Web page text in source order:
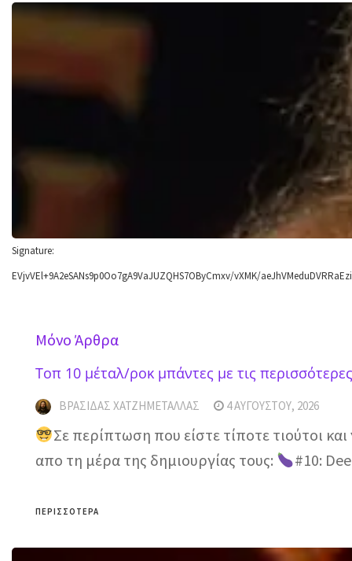
Signature:
EVjvVEl+9A2eSANs9p0Oo7gA9VaJUZQHS7OByCmxv/vXMK/
Mόνο Άρθρα
Τοπ 10 μέταλ/ροκ μπάντες με τις
ΒΡΑΣΊΔΑΣ ΧΑΤΖΗΜΕΤΑΛΛΆΣ 4 ΑΥΓΟΎΣΤΟΥ, 2026
Σε περίπτωση που είστε τίποτε τιούτοι
απο τη μέρα της δημιουργίας τους:
#10:
ΠΕΡΙΣΣΌΤΕΡΑ